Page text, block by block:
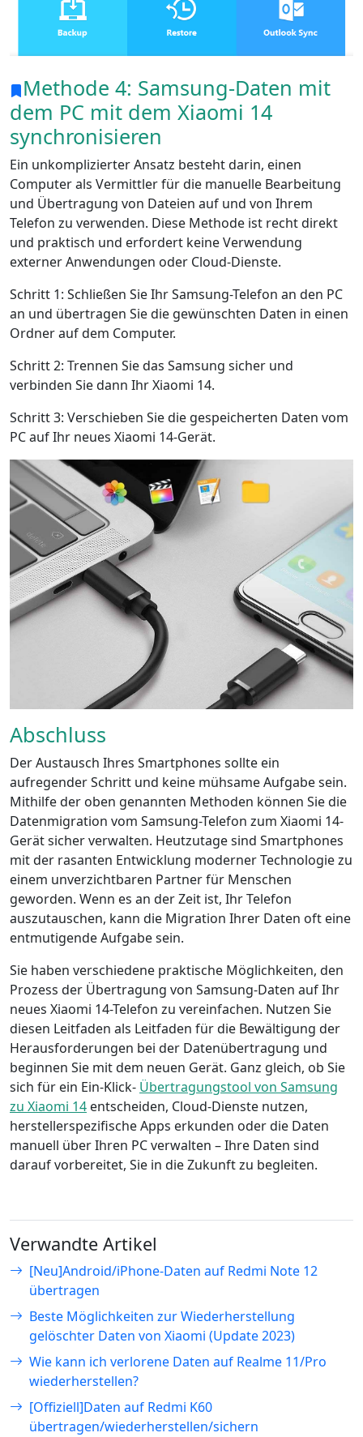
Methode 4: Samsung-Daten mit
dem PC mit dem Xiaomi 14
synchronisieren
Ein unkomplizierter Ansatz besteht darin, einen
Computer als Vermittler für die manuelle Bearbeitung
und Übertragung von Dateien auf und von Ihrem
Telefon zu verwenden. Diese Methode ist recht direkt
und praktisch und erfordert keine Verwendung
externer Anwendungen oder Cloud-Dienste.
Schritt 1: Schließen Sie Ihr Samsung-Telefon an den PC
an und übertragen Sie die gewünschten Daten in einen
Ordner auf dem Computer.
Schritt 2: Trennen Sie das Samsung sicher und
verbinden Sie dann Ihr Xiaomi 14.
Schritt 3: Verschieben Sie die gespeicherten Daten vom
PC auf Ihr neues Xiaomi 14-Gerät.
Abschluss
Der Austausch Ihres Smartphones sollte ein
aufregender Schritt und keine mühsame Aufgabe sein.
Mithilfe der oben genannten Methoden können Sie die
Datenmigration vom Samsung-Telefon zum Xiaomi 14-
Gerät sicher verwalten. Heutzutage sind Smartphones
mit der rasanten Entwicklung moderner Technologie zu
einem unverzichtbaren Partner für Menschen
geworden. Wenn es an der Zeit ist, Ihr Telefon
auszutauschen, kann die Migration Ihrer Daten oft eine
entmutigende Aufgabe sein.
Sie haben verschiedene praktische Möglichkeiten, den
Prozess der Übertragung von Samsung-Daten auf Ihr
neues Xiaomi 14-Telefon zu vereinfachen. Nutzen Sie
diesen Leitfaden als Leitfaden für die Bewältigung der
Herausforderungen bei der Datenübertragung und
beginnen Sie mit dem neuen Gerät. Ganz gleich, ob Sie
sich für ein Ein-Klick- Übertragungstool von Samsung
zu Xiaomi 14 entscheiden, Cloud-Dienste nutzen,
herstellerspezifische Apps erkunden oder die Daten
manuell über Ihren PC verwalten – Ihre Daten sind
darauf vorbereitet, Sie in die Zukunft zu begleiten.
Verwandte Artikel
[Neu]Android/iPhone-Daten auf Redmi Note 12
übertragen
Beste Möglichkeiten zur Wiederherstellung
gelöschter Daten von Xiaomi (Update 2023)
Wie kann ich verlorene Daten auf Realme 11/Pro
wiederherstellen?
[Offiziell]Daten auf Redmi K60
übertragen/wiederherstellen/sichern
русский
हिंदी
தமிழ்
Bahasa Melayu
ไทย
한국어
Română
Polskie
қазақ
Gaeilge
繁體中文